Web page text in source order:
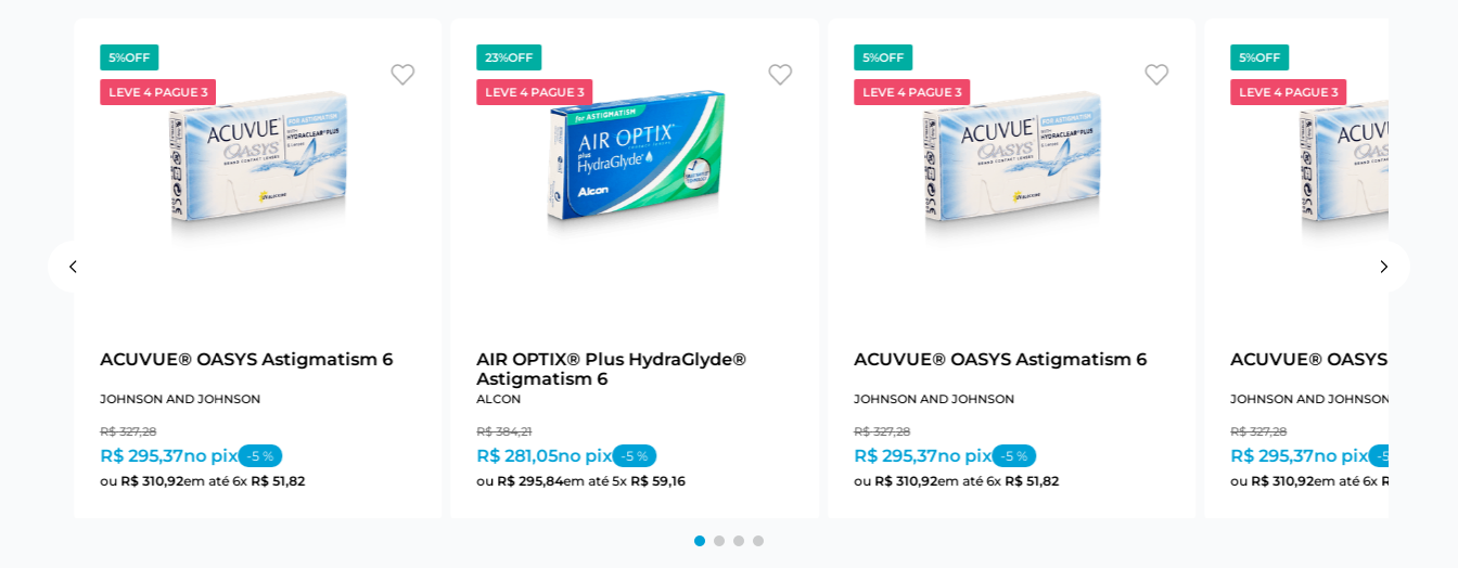
5%OFF
LEVE 4 PAGUE 3
ACUVUE® OASYS Astigmatism 6
JOHNSON AND JOHNSON
R$ 327,28
R$ 295,37no pix -5%
ou R$ 310,92em até6x R$ 51,82
23%OFF
LEVE 4 PAGUE 3
AIR OPTIX® Plus HydraGlyde®
Astigmatism 6
ALCON
R$ 384,21
R$ 281,05no pix -5 %
ou R$ 295,84em até5x R$ 59,16
5%OFF
LEVE 4 PAGUE 3
ACUVUE® OASYS Astigmatism 6
JOHNSON AND JOHNSON
R$ 327,28
R$ 295,37no pix -5%
ou R$ 310,92em até6x R$ 51,82
5%OFF
LEVE 4 PAGUE 3
ACUVUE® OASYS
JOHNSON AND JOHNSON
R$ 327,28
R$ 295,37no pix -5
ou R$ 310,92em até6x R$